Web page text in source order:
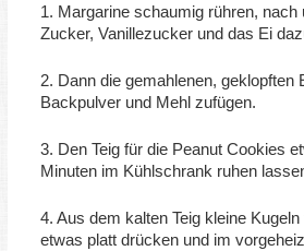
1. Margarine schaumig rühren, nach
Zucker, Vanillezucker und das Ei
2. Dann die gemahlenen, geklopften
Backpulver und Mehl zufügen.
3. Den Teig für die Peanut Cookies
Minuten im Kühlschrank ruhen
4. Aus dem kalten Teig kleine Kugeln
etwas platt drücken und im